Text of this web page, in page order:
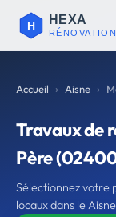
Accueil Aisne
Travaux de
Père
Sélectionnez votre
locaux dans le